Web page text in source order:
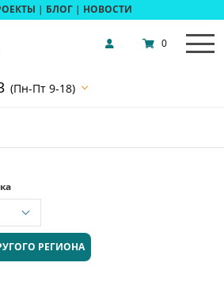
| БЛОГ | НОВОСТИ
(Пн-Пт 9-18)
0
РЕГИОНА